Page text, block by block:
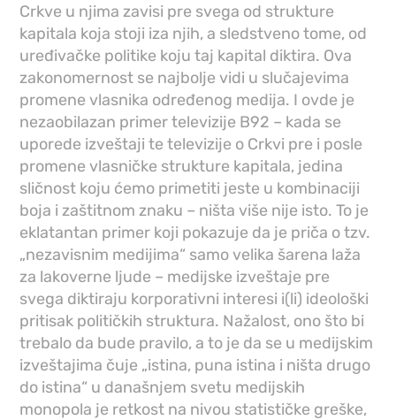
Crkve u njima zavisi pre svega od strukture
kapitala koja stoji iza njih, a sledstveno tome, od
uređivačke politike koju taj kapital diktira. Ova
zakonomernost se najbolje vidi u slučajevima
promene vlasnika određenog medija. I ovde je
nezaobilazan primer televizije B92 – kada se
uporede izveštaji te televizije o Crkvi pre i posle
promene vlasničke strukture kapitala, jedina
sličnost koju ćemo primetiti jeste u kombinaciji
boja i zaštitnom znaku – ništa više nije isto. To je
eklatantan primer koji pokazuje da je priča o tzv.
„nezavisnim medijima“ samo velika šarena laža
za lakoverne ljude – medijske izveštaje pre
svega diktiraju korporativni interesi i(li) ideološki
pritisak političkih struktura. Nažalost, ono što bi
trebalo da bude pravilo, a to je da se u medijskim
izveštajima čuje „istina, puna istina i ništa drugo
do istina“ u današnjem svetu medijskih
monopola je retkost na nivou statističke greške,